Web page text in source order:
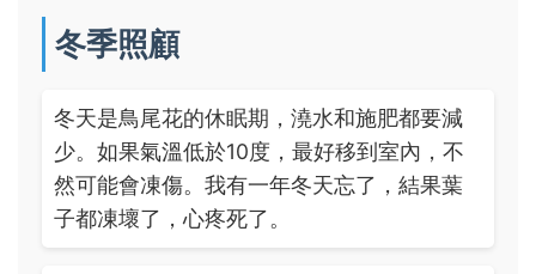
冬季照顧
冬天是鳥尾花的休眠期，澆水和施肥都要減
少。如果氣溫低於10度，最好移到室內，不
然可能會凍傷。我有一年冬天忘了，結果葉
子都凍壞了，心疼死了。